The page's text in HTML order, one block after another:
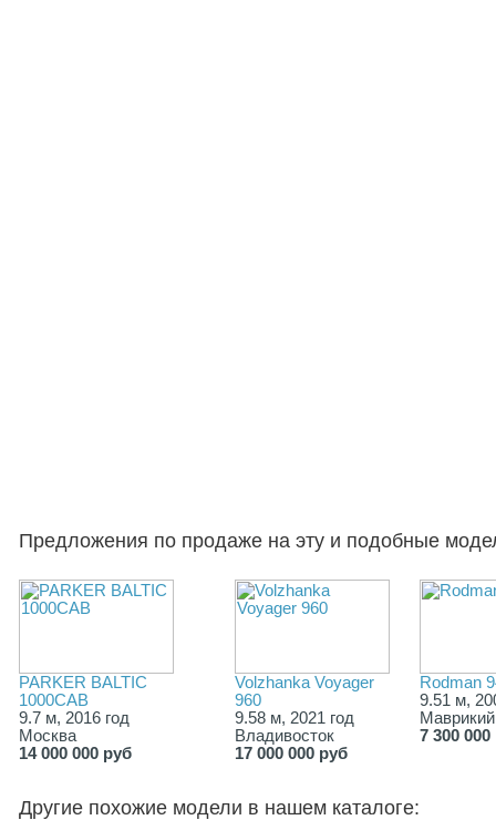
Предложения по продаже на эту и подобные
PARKER BALTIC
1000CAB
9.7 м, 2016 год
Москва
14 000 000 руб
Volzhanka Voyager
960
9.58 м, 2021 год
Владивосток
17 000 000 руб
Rodman
9.51 м,
Маврикий
7 300 000
Другие похожие модели в нашем каталоге: